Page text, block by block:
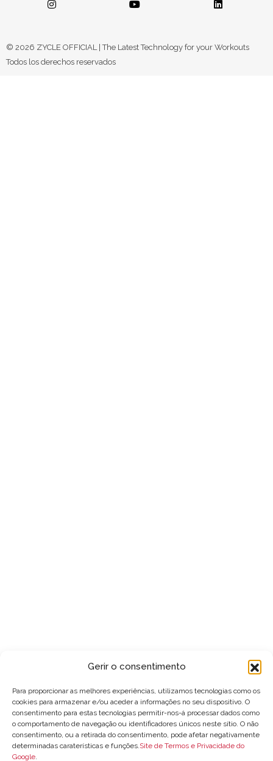
Gerir o consentimento
Para proporcionar as melhores experiências, utilizamos tecnologias como os
cookies para armazenar e/ou aceder a informações no seu dispositivo. O
consentimento para estas tecnologias permitir-nos-á processar dados como
o comportamento de navegação ou identificadores únicos neste sítio. O não
consentimento, ou a retirada do consentimento, pode afetar negativamente
determinadas caraterísticas e funções.Site de Termos e Privacidade do
Google.
© 2026 ZYCLE OFFICIAL | The Latest Technology for your Workouts
Todos los derechos reservados